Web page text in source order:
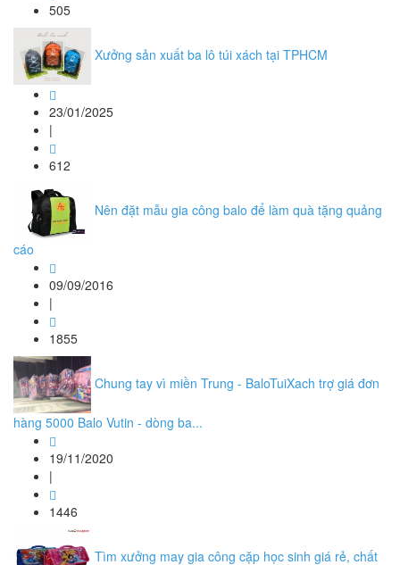
505
Xưởng sản xuất ba lô túi xách tại TPHCM
23/01/2025
|
612
Nên đặt mẫu gia công balo để làm quà tặng quảng
cáo
09/09/2016
|
1855
Chung tay vì miền Trung - BaloTuiXach trợ giá đơn
hàng 5000 Balo Vutin - dòng ba...
19/11/2020
|
1446
Tìm xưởng may gia công cặp học sinh giá rẻ, chất